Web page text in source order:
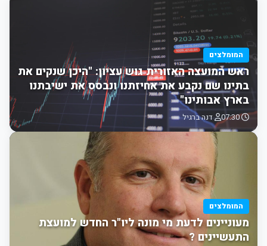
המומלצים
ראש המועצה האזורית גוש עציון: "היכן שנקים את
בתינו שם נקבע את אחיזתנו ונבסס את ישיבתנו
בארץ אבותינו"
07:30 דנה ברגיל
המומלצים
מעוניינים לדעת מי מונה ליו"ר החדש למועצת
התעשיינים ?